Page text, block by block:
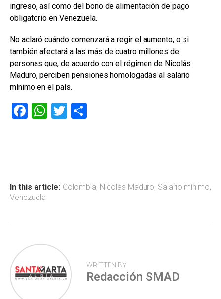
ingreso, así como del bono de alimentación de pago
obligatorio en Venezuela.
No aclaró cuándo comenzará a regir el aumento, o si
también afectará a las más de cuatro millones de
personas que, de acuerdo con el régimen de Nicolás
Maduro, perciben pensiones homologadas al salario
mínimo en el país.
F
ok
W
p
T
tir
In this article: Colombia, Nicolás Maduro, Salario mínimo,
Venezuela
WRITTEN BY
Redacción SMAD